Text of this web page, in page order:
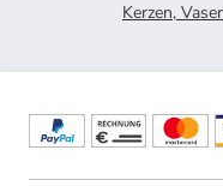
Kerzen,